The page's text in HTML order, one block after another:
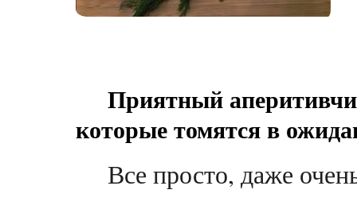
Приятный
которые томятся в
Все просто, даже